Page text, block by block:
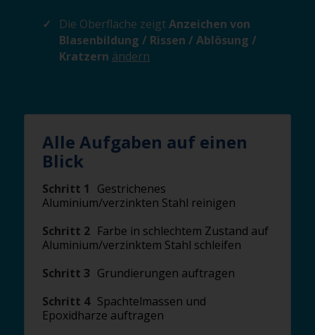
Die Oberfläche zeigtAnzeichen von
Blasenbildung / Rissen / Ablösung /
Kratzern ändern
Alle Aufgaben auf einen
Blick
Schritt 1
Gestrichenes
Aluminium/verzinkten Stahl reinigen
Schritt 2 Farbe in schlechtem Zustand auf
Aluminium/verzinktem Stahl schleifen
Schritt 3 Grundierungen auftragen
Schritt 4 Spachtelmassen und
Epoxidharze auftragen